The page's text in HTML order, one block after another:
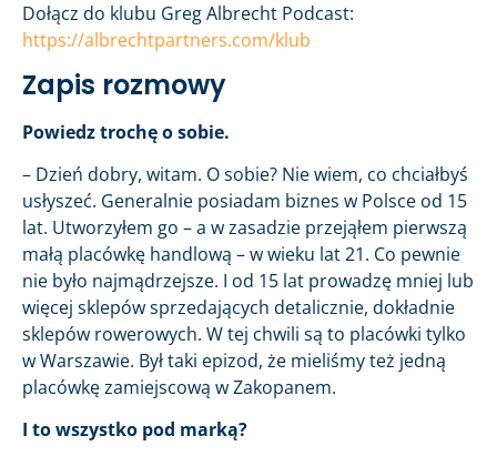
Dołącz do klubu Greg Albrecht Podcast:
https://albrechtpartners.com/klub
Zapis rozmowy
Powiedz trochę o sobie.
– Dzień dobry, witam. O sobie? Nie wiem, co chciałbyś
usłyszeć. Generalnie posiadam biznes w Polsce od 15
lat. Utworzyłem go – a w zasadzie przejąłem pierwszą
małą placówkę handlową – w wieku lat 21. Co pewnie
nie było najmądrzejsze. I od 15 lat prowadzę mniej lub
więcej sklepów sprzedających detalicznie, dokładnie
sklepów rowerowych. W tej chwili są to placówki tylko
w Warszawie. Był taki epizod, że mieliśmy też jedną
placówkę zamiejscową w Zakopanem.
I to wszystko pod marką?